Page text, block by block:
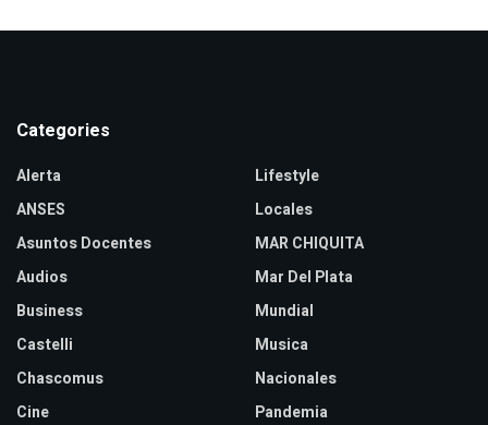
Categories
Alerta
ANSES
Asuntos Docentes
Audios
Business
Castelli
Chascomus
Cine
Lifestyle
Locales
MAR CHIQUITA
Mar Del Plata
Mundial
Musica
Nacionales
Pandemia